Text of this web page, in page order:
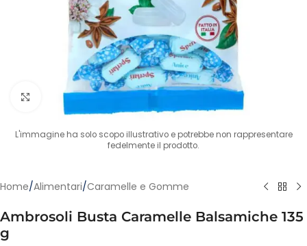
Clicca per ingrandire
L'immagine ha solo scopo illustrativo e potrebbe non rappresentare
fedelmente il prodotto.
Home/Alimentari/Caramelle e Gomme
Ambrosoli Busta Caramelle Balsamiche 135
g